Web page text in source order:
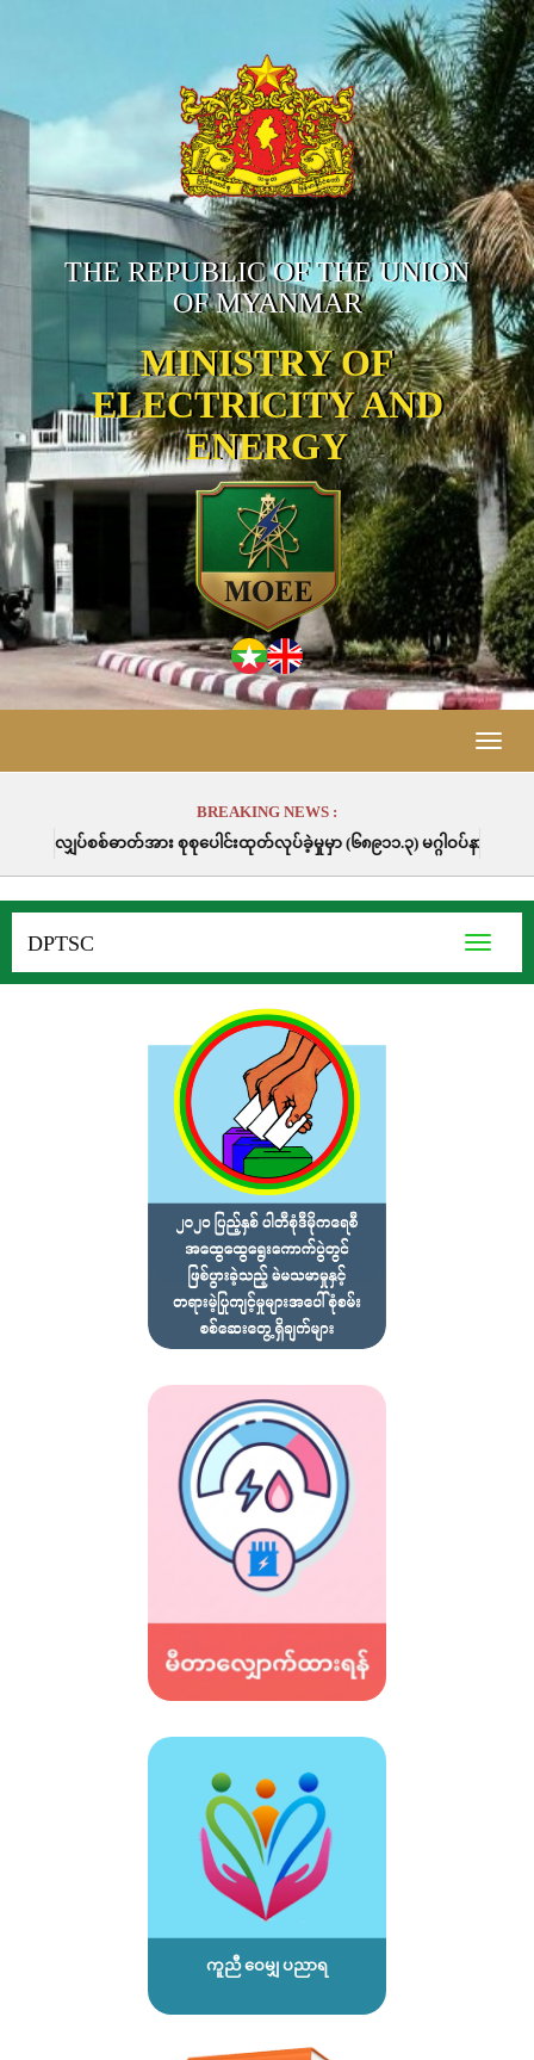
THE REPUBLIC OF THE UNION
OF MYANMAR
MINISTRY OF
ELECTRICITY AND
ENERGY
Toggle
BREAKING NEWS :
စုစုပေါင်းထုတ်လုပ်ခဲ့မှုမှာ (၆၈၉၁၁.၃) မဂ္ဂါဝပ်နာရီဖြစ်ပါသည်။
Toggle
DPTSC
ကူညီ ဝေမျှ ပညာရ